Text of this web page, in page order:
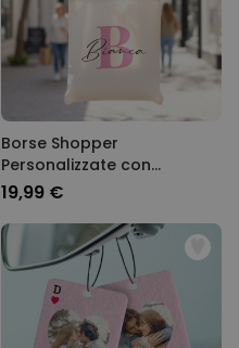
Borse Shopper
Personalizzate con
Monogramma
19,99 €